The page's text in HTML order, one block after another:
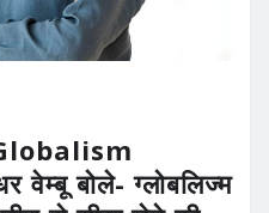
बोले- ग्लोबलिज्म